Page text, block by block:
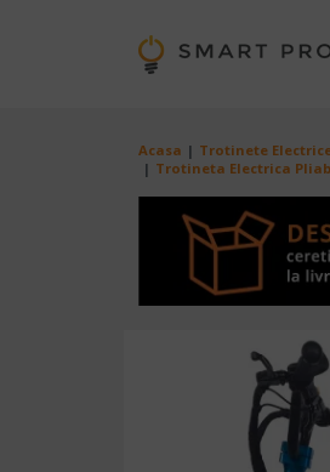
Breadcrumb
Acasa
Trotinete
Trotineta Electrica